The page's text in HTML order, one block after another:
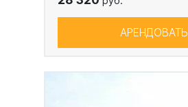
АРЕНДОВАТЬ